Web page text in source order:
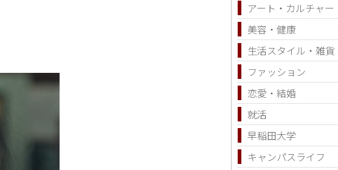
アート・カルチャー
美容・健康
生活スタイル・雑貨
ファッション
恋愛・結婚
就活
早稲田大学
キャンパスライフ